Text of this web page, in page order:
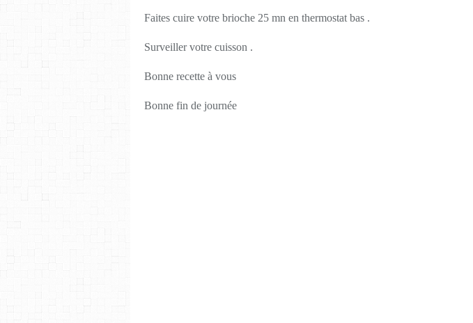
Faites cuire votre brioche 25 mn en thermostat bas .
Surveiller votre cuisson .
Bonne recette à vous
Bonne fin de journée